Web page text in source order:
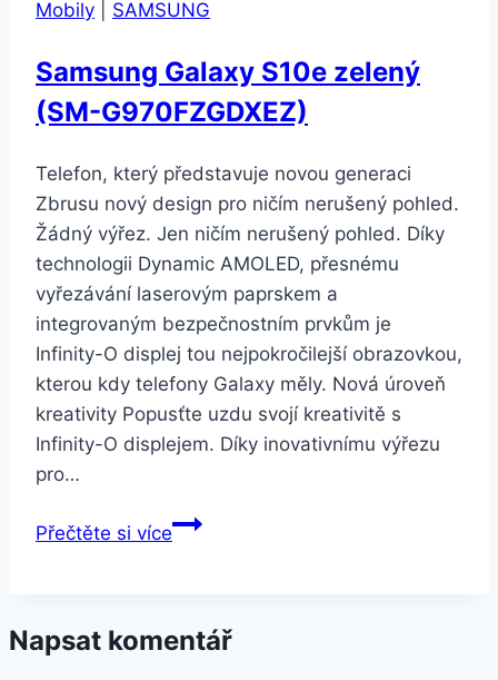
Mobily SAMSUNG
Samsung Galaxy S10e zelený
(SM-G970FZGDXEZ)
Telefon, který představuje novou generaci
Zbrusu nový design pro ničím nerušený pohled.
Žádný výřez. Jen ničím nerušený pohled. Díky
technologii Dynamic AMOLED, přesnému
vyřezávání laserovým paprskem a
integrovaným bezpečnostním prvkům je
Infinity-O displej tou nejpokročilejší obrazovkou,
kterou kdy telefony Galaxy měly. Nová úroveň
kreativity Popusťte uzdu svojí kreativitě s
Infinity-O displejem. Díky inovativnímu výřezu
pro…
Přečtěte si víceSamsung
(SM-
Napsat komentář